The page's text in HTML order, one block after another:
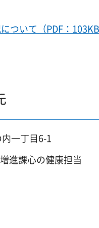
ついて（PDF：
一丁目6-1
進課心の健康担当